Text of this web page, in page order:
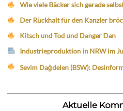
Wie viele Bäcker sich gerade
Der Rückhalt für den Kanzler
Kitsch und Tod und Danger Dan
Industrieproduktion in NRW im
Sevim Dağdelen (BSW):
Aktuelle